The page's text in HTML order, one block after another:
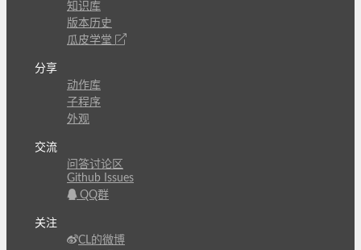
知识库
版本历史
瓜皮学堂
分享
动作库
子程序
外观
交流
问答讨论区
Github Issues
QQ群
关注
CL的微博